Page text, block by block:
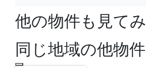
他の物件も見て
同じ地域の他物